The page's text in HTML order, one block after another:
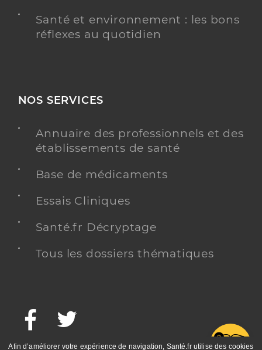
Santé et environnement : les bons
réflexes au quotidien
NOS SERVICES
Annuaire des professionnels et des
établissements de santé
Base de médicaments
Essais Cliniques
Santé.fr Décryptage
Tous les dossiers thématiques
Facebook
Afin d’améliorer votre expérience de navigation, Santé.fr utilise des cookies